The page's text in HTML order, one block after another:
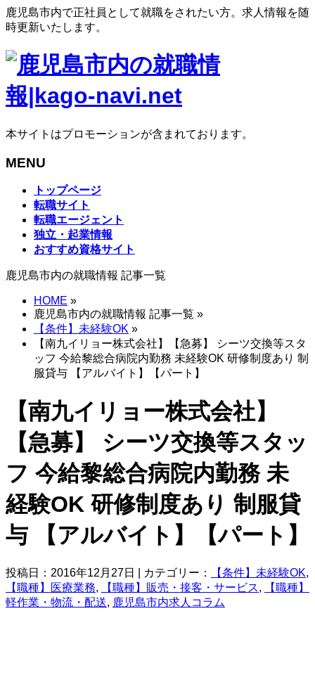
鹿児島市内で正社員として就職をされたい方。求人情報を随
時更新いたします。
本サイトはプロモーションが含まれております。
MENU
ば
トップページ
転職サイト
転職エージェント
独立・起業情報
おすすめ資格サイト
鹿児島市内の就職情報 記事一覧
HOME »
鹿児島市内の就職情報 記事一覧 »
【条件】未経験OK »
【南九イリョー株式会社】【急募】 シーツ交換等スタ
ッフ 今給黎総合病院内勤務 未経験OK 研修制度あり 制
服貸与 【アルバイト】【パート】
【南九イリョー株式会社】
【急募】 シーツ交換等スタッ
フ 今給黎総合病院内勤務 未
経験OK 研修制度あり 制服貸
与 【アルバイト】【パート】
投稿日：2016年12月27日 | カテゴリー： 【条件】未経験OK,
【職種】医療業務, 【職種】販売・接客・サービス,
【職種】
軽作業・物流・配送, 鹿児島市内求人コラム